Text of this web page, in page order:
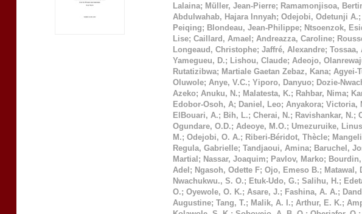
Lalaina; Müller, Jean-Pierre; Ramamonjisoa,
Abdulwahab, Hajara Innyah; Odejobi, Odetunji A.;
Peiqing; Blondeau, Jean-Philippe; Ntsoenzok,
Lise; Caillard, Amael ; Andreazza, Caroline;
Longeaud, Christophe; Jaffré, Alexandre; Tossaa,
Yamegueu, D.; Lishou, Claude; Adeojo,
Rutatizibwa; Martiale Gaetan Zebaz, Kana; Agyei-
Oluwole; Anye, V.C.; Yiporo, Danyuo; Dozie-
Azeko; Anuku, N.; Malatesta, K.; Rahbar, Nima;
Edobor-Osoh, A; Daniel, Leo; Anyakora; Victoria,
ElBouari, A.; Bih, L.; Cherai, N.; Ravishankar, N.;
Ogundare, O.D.; Adeoye, M.O.; Umezuruike,
M.; Odejobi, O. A.; Riberi-Béridot, Thècle;
Regula, Gabrielle; Tandjaoui, Amina; Baruchel,
Martial ; Nassar, Joaquim; Pavlov, Marko;
Adel ; Ngasoh, Odette F; Ojo, Emeso B.; Matawal,
Nwachukwu., S. O.; Etuk-Udo, G.; Salihu, H.;
O.; Oyewole, O. K.; Asare, J.; Fashina, A. A.;
Augustine; Tang, T.; Malik, A. I.; Arthur, E. K.;